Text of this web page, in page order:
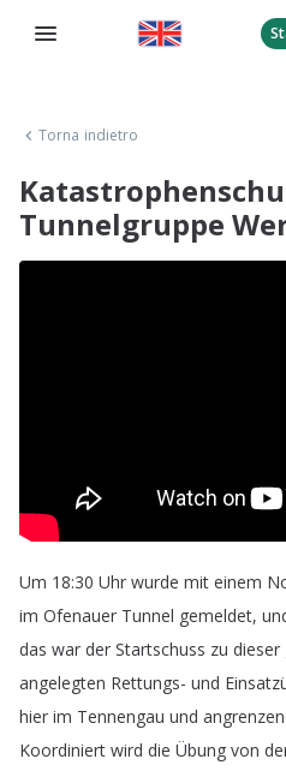
Torna indietro
Tunnelgruppe
Um 18:30 Uhr wurde mit einem
im Ofenauer Tunnel gemeldet,
das war der Startschuss zu dieser
angelegten Rettungs- und
hier im Tennengau und
Koordiniert wird die Übung von